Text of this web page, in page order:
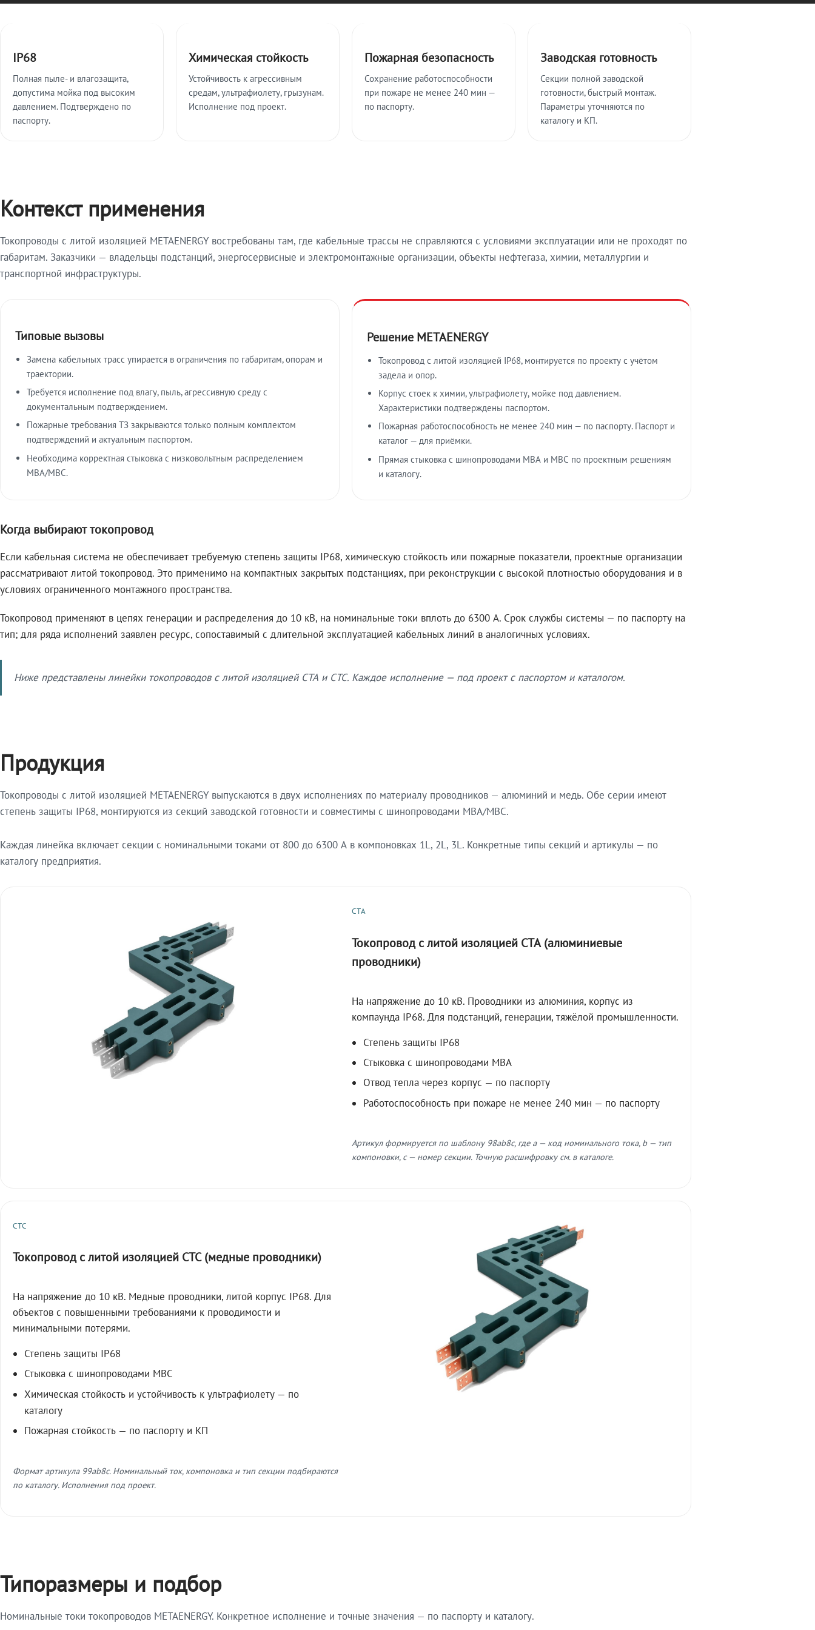
IP68
Полная пыле- и влагозащита,
допустима мойка под высоким
давлением. Подтверждено по
паспорту.
Химическая стойкость
Устойчивость к агрессивным
средам, ультрафиолету, грызунам.
Исполнение под проект.
Пожарная безопасность
Сохранение работоспособности
при пожаре не менее 240 мин —
по паспорту.
Заводская готовность
Секции полной заводской
готовности, быстрый монтаж.
Параметры уточняются по
каталогу и КП.
Контекст применения
Токопроводы с литой изоляцией METAENERGY востребованы там, где кабельные трассы не справляются с условиями эксплуатации или не проходят по
габаритам. Заказчики — владельцы подстанций, энергосервисные и электромонтажные организации, объекты нефтегаза, химии, металлургии и
транспортной инфраструктуры.
Типовые вызовы
Замена кабельных трасс упирается в ограничения по габаритам, опорам и
траектории.
Требуется исполнение под влагу, пыль, агрессивную среду с
документальным подтверждением.
Пожарные требования ТЗ закрываются только полным комплектом
подтверждений и актуальным паспортом.
Необходима корректная стыковка с низковольтным распределением
МВА/МВС.
Решение METAENERGY
Токопровод с литой изоляцией IP68, монтируется по проекту с учётом
задела и опор.
Корпус стоек к химии, ультрафиолету, мойке под давлением.
Характеристики подтверждены паспортом.
Пожарная работоспособность не менее 240 мин — по паспорту. Паспорт и
каталог — для приёмки.
Прямая стыковка с шинопроводами МВА и МВС по проектным решениям
и каталогу.
Когда выбирают токопровод
Если кабельная система не обеспечивает требуемую степень защиты IP68, химическую стойкость или пожарные показатели, проектные организации
рассматривают литой токопровод. Это применимо на компактных закрытых подстанциях, при реконструкции с высокой плотностью оборудования и в
условиях ограниченного монтажного пространства.
Токопровод применяют в цепях генерации и распределения до 10 кВ, на номинальные токи вплоть до 6300 А. Срок службы системы — по паспорту на
тип; для ряда исполнений заявлен ресурс, сопоставимый с длительной эксплуатацией кабельных линий в аналогичных условиях.
Ниже представлены линейки токопроводов с литой изоляцией СТА и СТС. Каждое исполнение — под проект с паспортом и каталогом.
Продукция
Токопроводы с литой изоляцией METAENERGY выпускаются в двух исполнениях по материалу проводников — алюминий и медь. Обе серии имеют
степень защиты IP68, монтируются из секций заводской готовности и совместимы с шинопроводами МВА/МВС.
Каждая линейка включает секции с номинальными токами от 800 до 6300 А в компоновках 1L, 2L, 3L. Конкретные типы секций и артикулы — по
каталогу предприятия.
СТА
Токопровод с литой изоляцией СТА (алюминиевые
проводники)
На напряжение до 10 кВ. Проводники из алюминия, корпус из
компаунда IP68. Для подстанций, генерации, тяжёлой промышленности.
Степень защиты IP68
Стыковка с шинопроводами МВА
Отвод тепла через корпус — по паспорту
Работоспособность при пожаре не менее 240 мин — по паспорту
Артикул формируется по шаблону 98ab8c, где a — код номинального тока, b — тип
компоновки, c — номер секции. Точную расшифровку см. в каталоге.
СТС
Токопровод с литой изоляцией СТС (медные проводники)
На напряжение до 10 кВ. Медные проводники, литой корпус IP68. Для
объектов с повышенными требованиями к проводимости и
минимальными потерями.
Степень защиты IP68
Стыковка с шинопроводами МВС
Химическая стойкость и устойчивость к ультрафиолету — по
каталогу
Пожарная стойкость — по паспорту и КП
Формат артикула 99ab8c. Номинальный ток, компоновка и тип секции подбираются
по каталогу. Исполнения под проект.
Типоразмеры и подбор
Номинальные токи токопроводов METAENERGY. Конкретное исполнение и точные значения — по паспорту и каталогу.